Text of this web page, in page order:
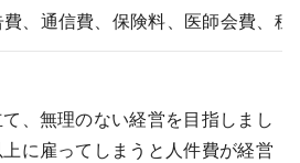
、通信費、保険料、医師会費、租
、無理のない経営を目指しまし
に雇ってしまうと人件費が経営